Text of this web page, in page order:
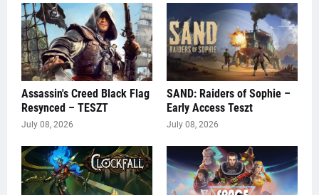
Assassin's Creed Black Flag
Resynced – TESZT
July 08, 2026
SAND: Raiders of Sophie –
Early Access Teszt
July 08, 2026